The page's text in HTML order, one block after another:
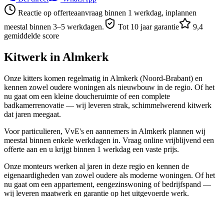
Reactie op offerteaanvraag binnen 1 werkdag, inplannen
meestal binnen 3–5 werkdagen.
Tot 10 jaar garantie
9,4
gemiddelde score
Kitwerk in Almkerk
Onze kitters komen regelmatig in Almkerk (Noord-Brabant) en
kennen zowel oudere woningen als nieuwbouw in de regio. Of het
nu gaat om een kleine doucheruimte of een complete
badkamerrenovatie — wij leveren strak, schimmelwerend kitwerk
dat jaren meegaat.
Voor particulieren, VvE's en aannemers in Almkerk plannen wij
meestal binnen enkele werkdagen in. Vraag online vrijblijvend een
offerte aan en u krijgt binnen 1 werkdag een vaste prijs.
Onze monteurs werken al jaren in deze regio en kennen de
eigenaardigheden van zowel oudere als moderne woningen. Of het
nu gaat om een appartement, eengezinswoning of bedrijfspand —
wij leveren maatwerk en garantie op het uitgevoerde werk.